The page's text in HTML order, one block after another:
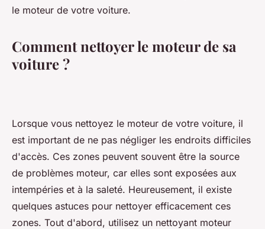
denise•28 octobre 2022•5 min de lecture
le moteur de votre voiture.
Comment nettoyer le moteur de sa
voiture ?
Lorsque vous nettoyez le moteur de votre voiture, il
est important de ne pas négliger les endroits difficiles
d'accès. Ces zones peuvent souvent être la source
de problèmes moteur, car elles sont exposées aux
intempéries et à la saleté. Heureusement, il existe
quelques astuces pour nettoyer efficacement ces
zones. Tout d'abord, utilisez un nettoyant moteur